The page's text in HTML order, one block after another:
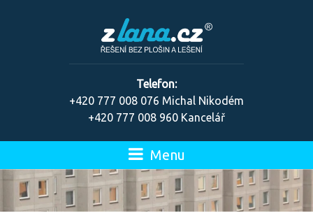
Telefon:
+420 777 008 076 Michal Nikodém
+420 777 008 960 Kancelář
Menu